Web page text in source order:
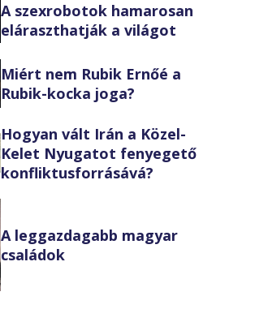
A szexrobotok hamarosan
eláraszthatják a világot
Miért nem Rubik Ernőé a
Rubik-kocka joga?
Hogyan vált Irán a Közel-
Kelet Nyugatot fenyegető
konfliktusforrásává?
A leggazdagabb magyar
családok